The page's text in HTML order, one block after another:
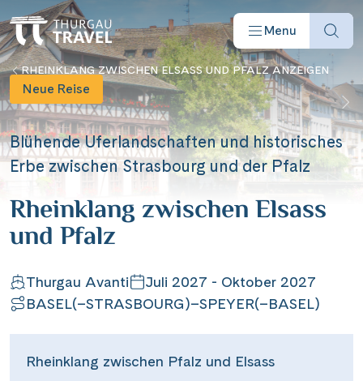
Menu
Reisearten
Reiseziele
Angebote
Schiffe
RHEINKLANG ZWISCHEN ELSASS UND PFALZ ANZEIGEN
Neue Reise
Blühende Uferlandschaften und historisches
Erbe zwischen Strasbourg und der Pfalz
Rheinklang zwischen Elsass
und Pfalz
Thurgau Avanti
Juli 2027 - Oktober 2027
BASEL(–STRASBOURG)–SPEYER(–BASEL)
Rheinklang zwischen Pfalz und Elsass